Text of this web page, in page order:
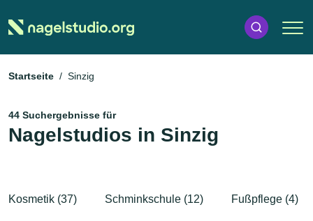
Startseite Sinzig
44 Suchergebnisse für
Nagelstudios in Sinzig
Kosmetik (37) Schminkschule (12) Fußpflege (4)